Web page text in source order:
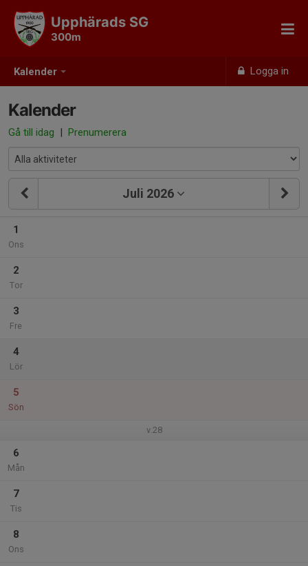
Kalender Logga in
Upphärads SG
300m
Kalender
Gå till idag | Prenumerera
Juli 2026
1
Ons
2
Tor
3
Fre
4
Lör
5
Sön
v.28
6
Mån
7
Tis
8
Ons